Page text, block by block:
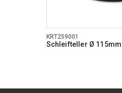
KRT259001
Schleifteller Ø 115mm